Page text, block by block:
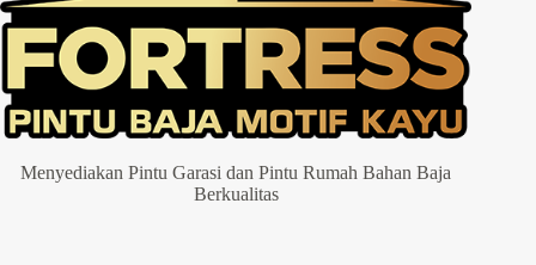
Menyediakan Pintu Garasi dan Pintu Rumah Bahan Baja
Berkualitas